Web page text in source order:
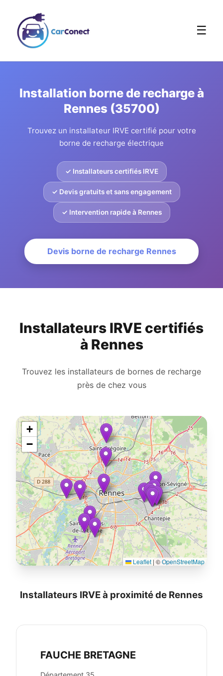
☰
Installation borne de recharge à
Rennes (35700)
Trouvez un installateur IRVE certifié pour votre
borne de recharge électrique
✓ Installateurs certifiés IRVE
✓ Devis gratuits et sans engagement
✓ Intervention rapide à Rennes
Devis borne de recharge Rennes
Installateurs IRVE certifiés
à Rennes
Trouvez les installateurs de bornes de recharge
près de chez vous
+
−
Leaflet | ©OpenStreetMap
Installateurs IRVE à proximité de Rennes
FAUCHE BRETAGNE